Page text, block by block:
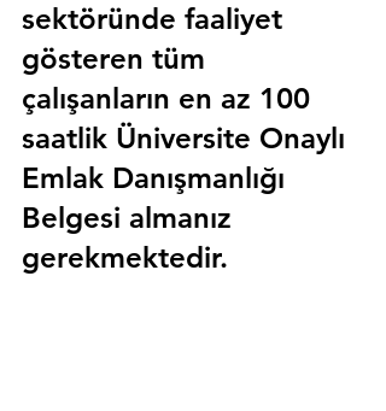
sektöründe faaliyet
gösteren tüm
çalışanların en az 100
saatlik Üniversite Onaylı
Emlak Danışmanlığı
Belgesi almanız
gerekmektedir.